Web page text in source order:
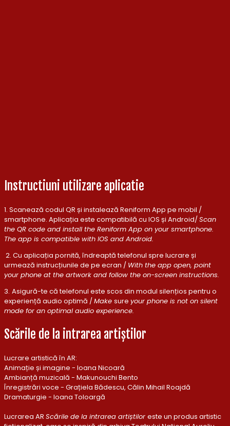
Instructiuni utilizare aplicatie
1. Scanează codul QR și instalează Reniform App pe mobil /
smartphone. Aplicația este compatibilă cu IOS și Android/ Scan
the QR code and install the Reniform App on your smartphone.
The app is compatible with IOS and Android.
2. Cu aplicația pornită, îndreaptă telefonul spre lucrare și
urmează instrucțiunile de pe ecran / With the app open, point
your phone at the artwork and follow the on-screen instructions.
3. Asigură-te că telefonul este scos din modul silențios pentru o
experiență audio optimă / Make sure your phone is not on silent
mode for an optimal audio experience.
Scările de la intrarea artiștilor
Lucrare artistică în AR:
Animație și imagine - Ioana Nicoară
Ambianță muzicală - Makunouchi Bento
Înregistrări voce - Grațiela Bădescu, Călin Mihail Roajdă
Dramaturgie - Ioana Toloargă
Lucrarea AR Scările de la intrarea artiștilor este un produs artistic